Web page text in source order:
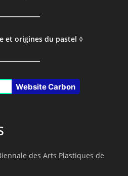
et origines du pastel ◊
Website Carbon
des Arts Plastiques de